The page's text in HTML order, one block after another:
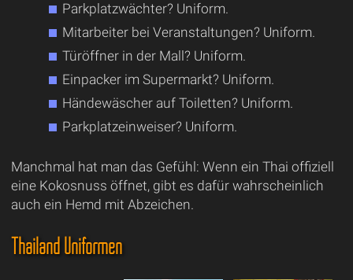
Parkplatzwächter? Uniform.
Mitarbeiter bei Veranstaltungen? Uniform.
Türöffner in der Mall? Uniform.
Einpacker im Supermarkt? Uniform.
Händewäscher auf Toiletten? Uniform.
Parkplatzeinweiser? Uniform.
Manchmal hat man das Gefühl: Wenn ein Thai offiziell
eine Kokosnuss öffnet, gibt es dafür wahrscheinlich
auch ein Hemd mit Abzeichen.
Thailand Uniformen